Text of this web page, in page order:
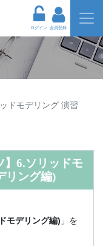
ログイン 会員登録
ドモデリング 演習
】6.ソリッドモ
リング編)
モデリング編) 」を